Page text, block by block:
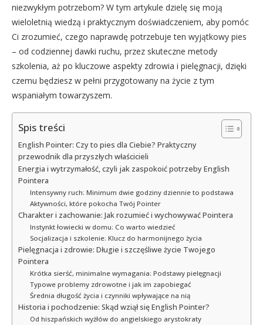
niezwykłym potrzebom? W tym artykule dzielę się moją
wieloletnią wiedzą i praktycznym doświadczeniem, aby pomóc
Ci zrozumieć, czego naprawdę potrzebuje ten wyjątkowy pies
– od codziennej dawki ruchu, przez skuteczne metody
szkolenia, aż po kluczowe aspekty zdrowia i pielęgnacji, dzięki
czemu będziesz w pełni przygotowany na życie z tym
wspaniałym towarzyszem.
Spis treści
English Pointer: Czy to pies dla Ciebie? Praktyczny
przewodnik dla przyszłych właścicieli
Energia i wytrzymałość, czyli jak zaspokoić potrzeby English
Pointera
Intensywny ruch: Minimum dwie godziny dziennie to podstawa
Aktywności, które pokocha Twój Pointer
Charakter i zachowanie: Jak rozumieć i wychowywać Pointera
Instynkt łowiecki w domu: Co warto wiedzieć
Socjalizacja i szkolenie: Klucz do harmonijnego życia
Pielęgnacja i zdrowie: Długie i szczęśliwe życie Twojego
Pointera
Krótka sierść, minimalne wymagania: Podstawy pielęgnacji
Typowe problemy zdrowotne i jak im zapobiegać
Średnia długość życia i czynniki wpływające na nią
Historia i pochodzenie: Skąd wziął się English Pointer?
Od hiszpańskich wyżłów do angielskiego arystokraty